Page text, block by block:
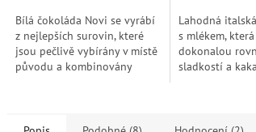
Bílá čokoláda Novi se vyrábí
z nejlepších surovin, které
jsou pečlivě vybírány v místě
původu a kombinovány
Lahodná
s mlékem,
dokonalou
sladkostí a